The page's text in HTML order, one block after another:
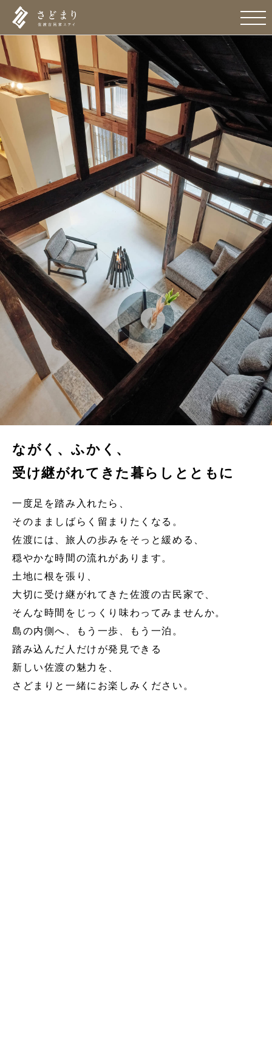
さどにとどまる。
一度足を踏み入れたら、
そのまましばらく留まりたくなる。
佐渡には、旅人の歩みをそっと緩める、
穏やかな時間の流れがあります。
土地に根を張り、
大切に受け継がれてきた佐渡の古民家で、
そんな時間をじっくり味わってみませんか。
島の内側へ、もう一歩、もう一泊。
踏み込んだ人だけが発見できる
新しい佐渡の魅力を、
さどまりと一緒にお楽しみください。
ながく、ふかく、
受け継がれてきた暮らしとともに